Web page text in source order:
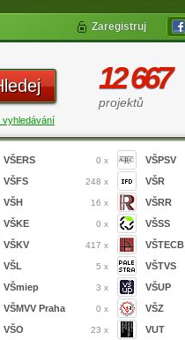
Zaregistruj
12 667
projektů
VŠERS 0 x
VŠFS 248 x
VŠH 16 x
VŠKE 0 x
VŠKV 417 x
VŠL 5 x
VŠmiep 3 x
VŠMVV Praha 0 x
VŠO 23 x
VŠPSV
VŠR
VŠRR
VŠSS
VŠTECB
VŠTVS
VŠUP
VŠZ
VUT